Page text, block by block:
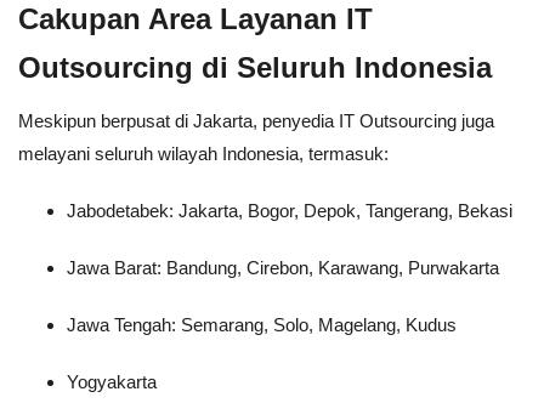
Cakupan Area Layanan IT
Outsourcing di Seluruh Indonesia
Meskipun berpusat di Jakarta, penyedia IT Outsourcing juga
melayani seluruh wilayah Indonesia, termasuk:
Jabodetabek: Jakarta, Bogor, Depok, Tangerang, Bekasi
Jawa Barat: Bandung, Cirebon, Karawang, Purwakarta
Jawa Tengah: Semarang, Solo, Magelang, Kudus
Yogyakarta